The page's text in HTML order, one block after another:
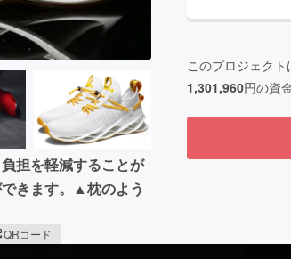
担を軽減することが
きます。▲枕のよう
QRコード
このプロジェクト
1,301,960円の資